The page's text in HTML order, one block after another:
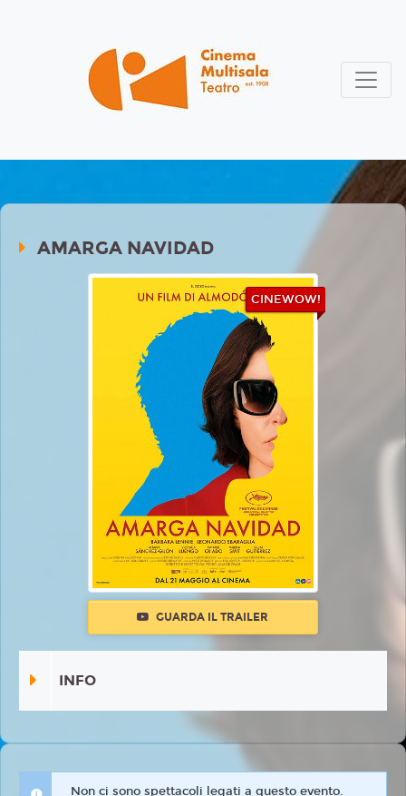
AMARGA NAVIDAD
CINEWOW!
GUARDA IL TRAILER
INFO
Non ci sono spettacoli legati a questo evento.